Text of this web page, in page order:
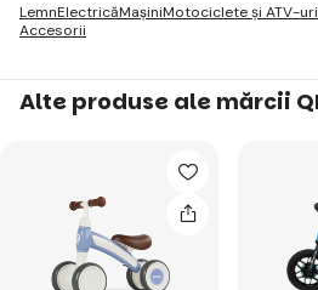
LemnElectricăMașiniMotociclete și ATV-uri
Accesorii
Alte produse ale mărcii